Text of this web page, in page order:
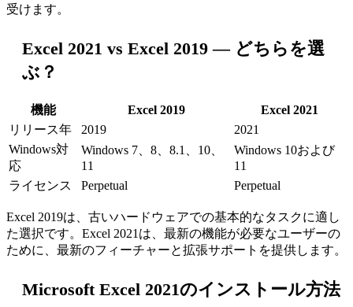
受けます。
Excel 2021 vs Excel 2019 — どちらを選
ぶ？
機能 Excel 2019
Excel 2021
リリース年
2019
2021
Windows対
応
Windows 7、8、8.1、10、
11
Windows 10および
11
ライセンス
Perpetual Perpetual
Excel 2019は、古いハードウェアでの基本的なタスクに適し
た選択です。Excel 2021は、最新の機能が必要なユーザーの
ために、最新のフィーチャーと拡張サポートを提供します。
Microsoft Excel 2021のインストール方法